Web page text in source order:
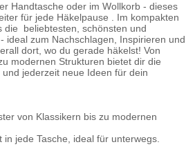
Handtasche oder im Wollkorb - dieses
für jede Häkelpause . Im kompakten
die beliebtesten, schönsten und
ideal zum Nachschlagen, Inspirieren und
dort, wo du gerade häkelst! Von
modernen Strukturen bietet dir die
jederzeit neue Ideen für dein
von Klassikern bis zu modernen
jede Tasche, ideal für unterwegs.